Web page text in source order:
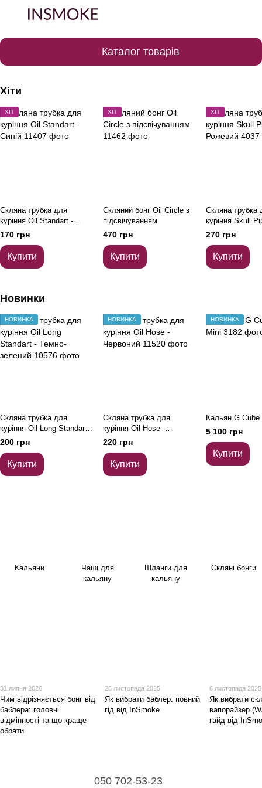
Каталог товарів
Хіти
ХІТ
Скляна трубка для
куріння Oil Standart -
Синій
170 грн
Купити
ХІТ
Скляний бонг Oil Circle з
підсвічуванням
470 грн
Купити
ХІТ
Скляна трубка
куріння Skull
Рожевий
270 грн
Купити
Новинки
НОВИНКА
Скляна трубка для
куріння Oil Long Standart -
Темно-зелений
200 грн
Купити
НОВИНКА
Скляна трубка для
куріння Oil Hose -
Червоний
220 грн
Купити
НОВИНКА
Кальян G
5 100 грн
Купити
Кальяни
Чаші для
кальяну
Шланги для
кальяну
Скляні бонги
31 липня 2026
Чим відрізняється бонг від
баблера: головні
відмінності та що краще
обрати
26 листопада 2025
Як вибрати баблер: повний
гід від InSmoke
6 листопада 2025
Як вибрати
вапорайзер
гайд від
050 702-53-23